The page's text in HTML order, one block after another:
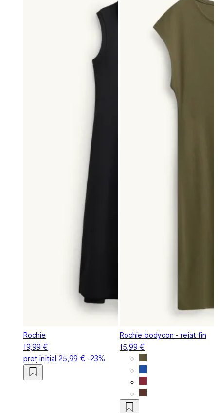
Rochie
19,99 €
preț inițial 25,99 €-23%
Rochie bodycon - reiat fin
15,99 €